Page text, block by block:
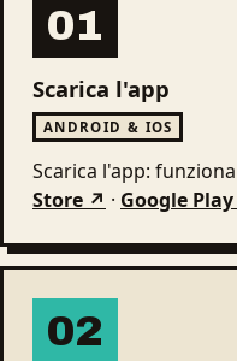
01
Scarica l'app
ANDROID & IOS
Scarica l'app:
Store ↗ · Google
02